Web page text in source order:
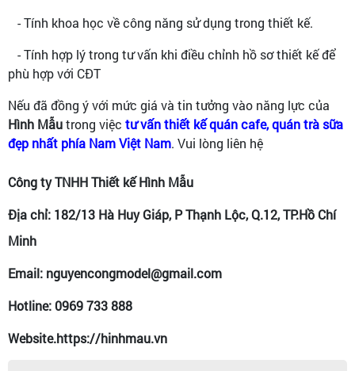
- Tính khoa học về công năng sử dụng trong thiết kế.
- Tính hợp lý trong tư vấn khi điều chỉnh hồ sơ thiết kế để
phù hợp với CĐT
Nếu đã đồng ý với mức giá và tin tưởng vào năng lực của
Hình Mẫutrong việc tư vấn thiết kế quán cafe, quán trà sữa
đẹp nhất phía Nam Việt Nam. Vui lòng liên hệ
Công ty TNHH Thiết kế Hình Mẫu
Địa chỉ: 182/13 Hà Huy Giáp, P Thạnh Lộc, Q.12, TP.Hồ Chí
Minh
Email: nguyencongmodel@gmail.com
Hotline: 0969 733 888
Website.https://hinhmau.vn